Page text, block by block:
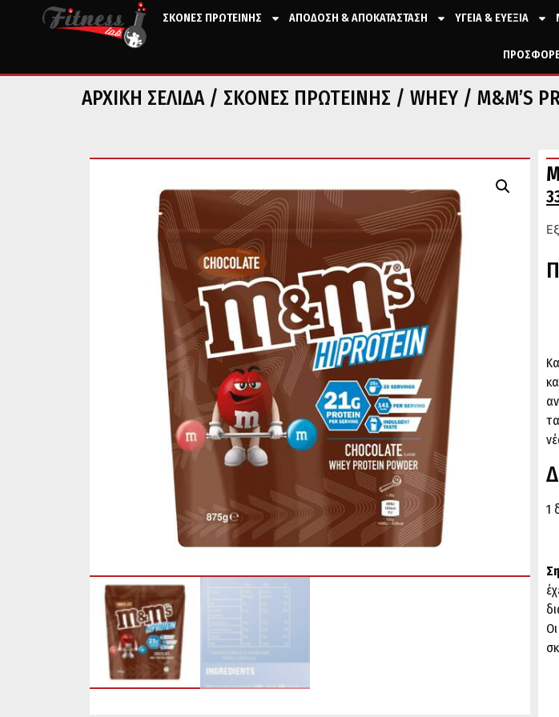
ΣΚΟΝΕΣ ΠΡΩΤΕΙΝΗΣ ΑΠΟΔΟΣΗ & ΑΠΟΚΑΤΑΣΤΑΣΗ ΥΓΕΙΑ & ΕΥΕΞΙΑ
ΑΡΧΙΚΉ ΣΕΛΊΔΑ/ ΣΚΟΝΕΣ ΠΡΩΤΕΙΝΗΣ / WHEY / Μ&Μ’S
1